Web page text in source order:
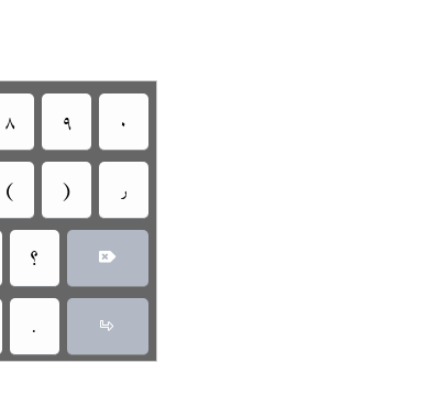
‏ ‏
‏
‏ ‏
‏
‏ ‏
‏ ‏